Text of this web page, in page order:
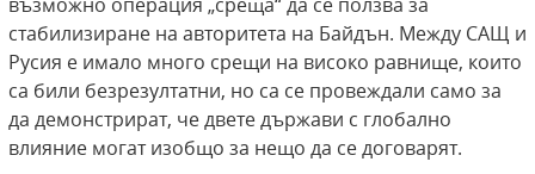
възможно операция „среща“ да се ползва за
стабилизиране на авторитета на Байдън. Между САЩ и
Русия е имало много срещи на високо равнище, които
са били безрезултатни, но са се провеждали само за
да демонстрират, че двете държави с глобално
влияние могат изобщо за нещо да се договарят.